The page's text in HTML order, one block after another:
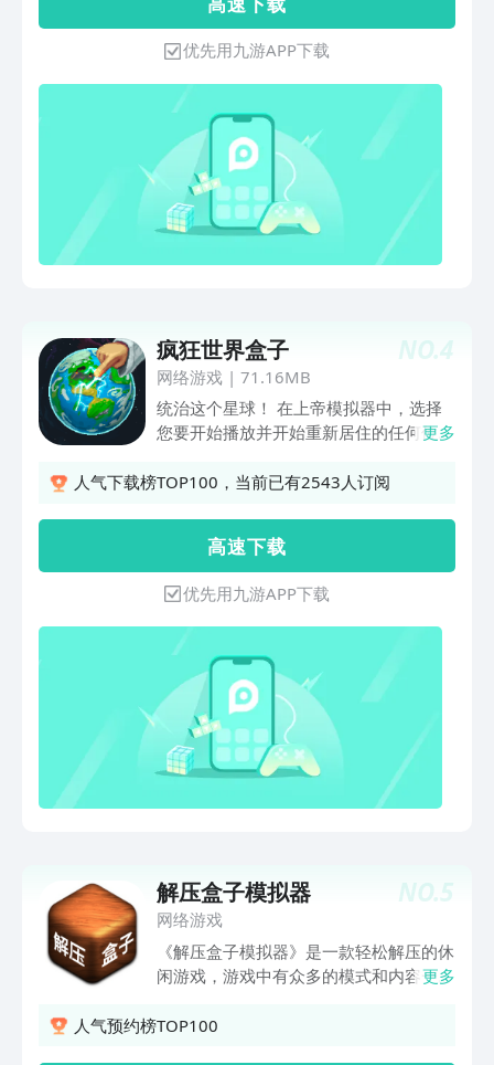
多种类的歌曲，可以根据个人爱好和能力
选择不同难度的曲目。感兴趣的玩家快来
下载吧。
优先用九游APP下载
NO.4
疯狂世界盒子
网络游戏| 71.16MB
统治这个星球！ 在上帝模拟器中，选择
您要开始播放并开始重新居住的任何位
创建自己的生态系统：建造定居点，添加
抵抗叛乱的邻居，发动文明革命，征服开
放世界或联合领土，建立新的经济社会。
帮助人类生活在您的星球上。 感觉像上
帝！
更多
人气下载榜TOP100，当前已有2543人订阅
高 速 下 载
优先用九游APP下载
NO.5
解压盒子模拟器
网络游戏
《解压盒子模拟器》是一款轻松解压的休
闲游戏，游戏中有众多的模式和内容一定
心情，快来体验吧。
更多
人气预约榜TOP100